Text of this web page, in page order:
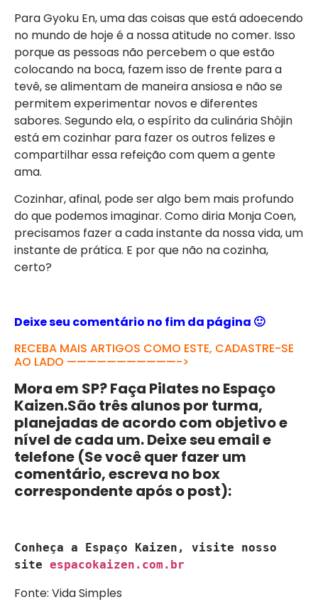
Para Gyoku En, uma das coisas que está adoecendo
no mundo de hoje é a nossa atitude no comer. Isso
porque as pessoas não percebem o que estão
colocando na boca, fazem isso de frente para a
tevê, se alimentam de maneira ansiosa e não se
permitem experimentar novos e diferentes
sabores. Segundo ela, o espírito da culinária Shôjin
está em cozinhar para fazer os outros felizes e
compartilhar essa refeição com quem a gente
ama.
Cozinhar, afinal, pode ser algo bem mais profundo
do que podemos imaginar. Como diria Monja Coen,
precisamos fazer a cada instante da nossa vida, um
instante de prática. E por que não na cozinha,
certo?
Deixe seu comentário no fim da página 🙂
RECEBA MAIS ARTIGOS COMO ESTE, CADASTRE-SE
AO LADO ———————————->
Mora em SP? Faça Pilates no Espaço
Kaizen.São três alunos por turma,
planejadas de acordo com objetivo e
nível de cada um. Deixe seu email e
telefone (Se você quer fazer um
comentário, escreva no box
correspondente após o post):
Conheça a Espaço Kaizen, visite nosso
site espacokaizen.com.br
Fonte: Vida Simples